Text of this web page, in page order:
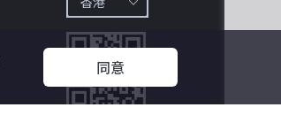
同意